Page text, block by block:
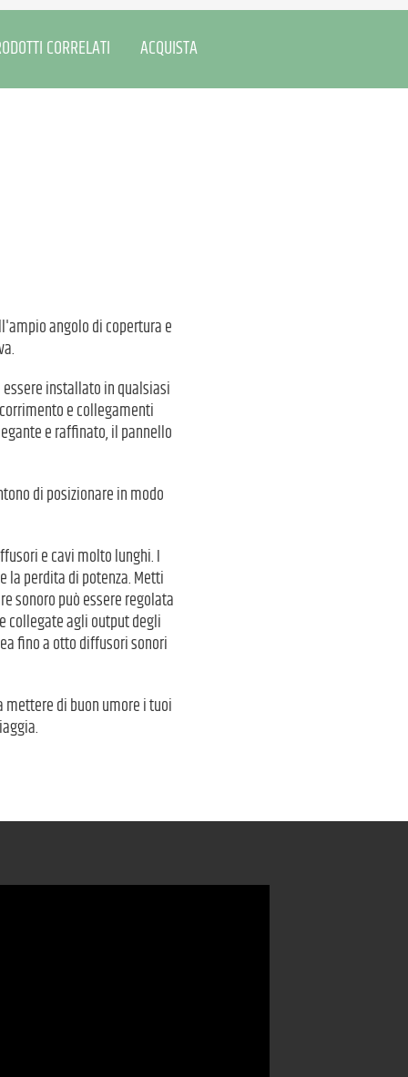
CORRELATI ACQUISTA
angolo di copertura e
installato in qualsiasi
e collegamenti
e raffinato, il pannello
di posizionare in modo
e cavi molto lunghi. I
la perdita di potenza. Metti
sonoro può essere regolata
collegate agli output degli
fino a otto diffusori sonori
mettere di buon umore i tuoi